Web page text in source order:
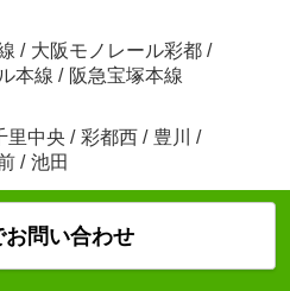
/ 大阪モノレール彩都 /
本線 / 阪急宝塚本線
里中央 / 彩都西 / 豊川
/
/ 池田
お問い合わせ